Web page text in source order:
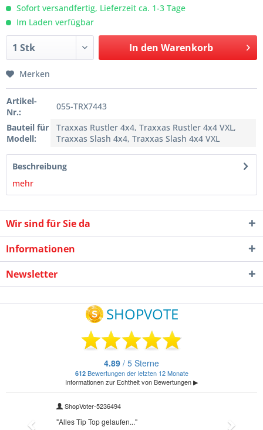
Sofort versandfertig, Lieferzeit ca. 1-3 Tage
Im Laden verfügbar
In den Warenkorb
Merken
Artikel-
Nr.:
055-TRX7443
Bauteil für
Modell:
Traxxas Rustler 4x4, Traxxas Rustler 4x4 VXL,
Traxxas Slash 4x4, Traxxas Slash 4x4 VXL
Beschreibung
mehr
Wir sind für Sie da
Informationen
Newsletter